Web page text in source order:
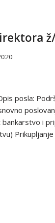
posla:
i